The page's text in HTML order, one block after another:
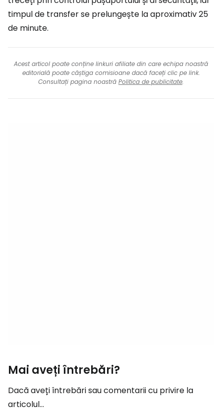
timpul de transfer se prelungește la aproximativ 25
de minute.
Acest articol poate conține linkuri afiliate din care echipa noastră
editorială poate câștiga comisioane dacă faceți clic pe link.
Consultați pagina noastră Politica de publicitate.
Mai aveți întrebări?
Dacă aveți întrebări sau comentarii cu privire la
articolul...